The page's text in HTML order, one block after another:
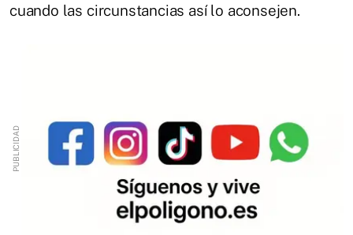
cuando las circunstancias así lo aconsejen.